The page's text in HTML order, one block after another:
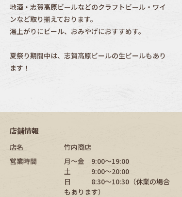
地酒・志賀高原ビールなどのクラフトビール・ワイ
ンなど取り揃えております。
湯上がりにビール、おみやげにおすすめす。
夏祭り期間中は、志賀高原ビールの生ビールもあり
ます！
店舗情報
店名
竹内商店
営業時間
月〜金 9:00〜19:00
土 9:00〜20:00
日 8:30〜10:30（休業の場合
もあります）